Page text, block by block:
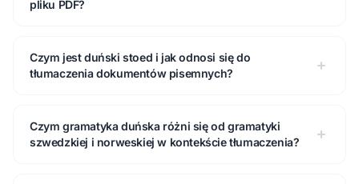
pliku PDF?
Czym jest duński stoed i jak odnosi się do
tłumaczenia dokumentów pisemnych?
Czym gramatyka duńska różni się od gramatyki
szwedzkiej i norweskiej w kontekście tłumaczenia?